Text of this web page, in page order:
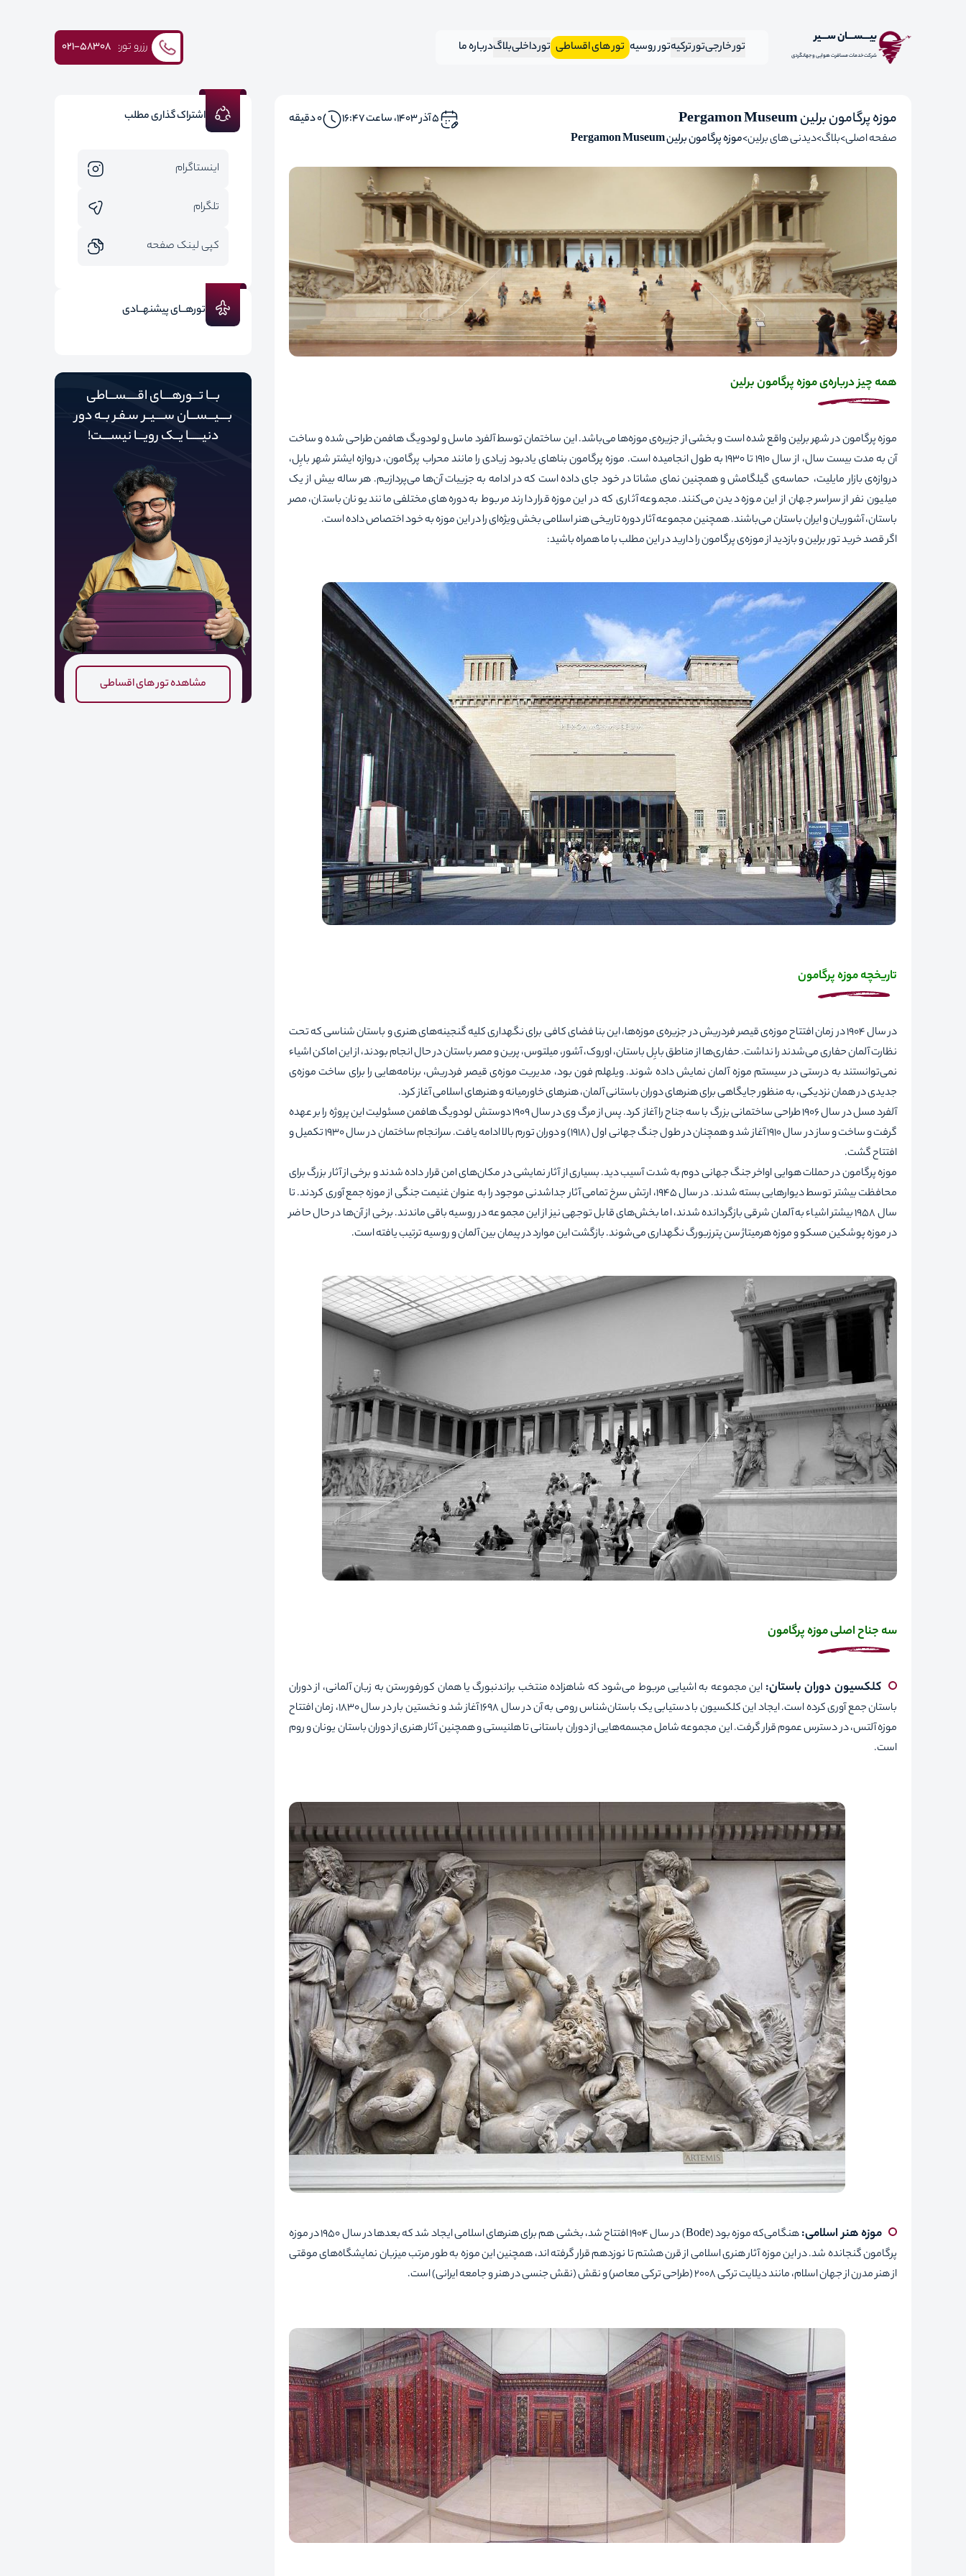
بیـــســـان ســـیر
شرکت خدمات مسافرت هوایی و جهانگردی تور خارجی تور ترکیهتور روسیه تور های اقساطی تور داخلیبلاگدرباره ما رزرو تور: ۰۲۱-58308
موزه پرگامون برلین Pergamon Museum ۵ آذر ۱۴۰۳، ساعت ۱۶:۴۷
0 دقیقه
صفحه اصلی بلاگ دیدنی های برلین موزه پرگامون برلین Pergamon Museum
همه چیز درباره‌ی موزه پرگامونبرلین
موزه پرگامون در شهر برلین واقع شده است و بخشی از جزیره‌ی موزه‌ها می‌باشد. این ساختمان توسط آلفرد ماسل و لودویگهافمن طراحی شده و ساخت
آن به مدت بیست سال، از سال 1910 تا 1930 به طول انجامیده است. موزه پرگامون بناهای یادبود زیادی را مانند محراب پرگامون، دروازه‌ ایشتر شهر بابِل،
دروازه‌ی بازار مایلیت، حماسه‌ی گیلگامش و همچنین نمای مشاتا در خود جای داده است که در ادامه به جزییات آن‌ها می‌پردازیم. هر ساله بیش از یک
میلیون نفر از سراسر جهان از این موزه دیدن می‌کنند. مجموعه آثاری که در این موزه قرار دارند مربوط به دوره‌های مختلفی مانند یونان باستان، مصر
باستان، آشوریان و ایران باستان می‌باشند. همچنین مجموعه آثار دوره تاریخی هنر اسلامی‌ بخش ویژه‌ای را در این موزه به خود اختصاص داده است.
اگر قصد خریدتور برلینو بازدید از موزه‌ی پرگامون را دارید در این مطلب با ما همراه باشید:
تاریخچه موزه پرگامون
در سال 1904 در زمان افتتاح موزه‌ی قیصر فردریش در جزیره‌ی موزه‌ها، این بنا فضای کافی برای نگهداری کلیه گنجینه‌های هنری و باستان شناسی که تحت
نظارت آلمان حفاری می‌شدند را نداشت. حفاری‌ها از مناطق بابِل باستان، اوروک، آشور، میلتوس، پرین و مصر باستان در حال انجام بودند، از این اماکن اشیاء
نمی‌توانستند به درستی در سیستم موزه آلمان نمایش داده شوند. ویلهلم فون بود، مدیریت موزه‌ی قیصر فردریش، برنامه‌هایی را برای ساخت موزه‌ی
جدیدی در همان نزدیکی، به منظور جایگاهی برای هنرهای دوران باستانی آلمان، هنرهای خاورمیانه و هنرهای اسلامیآغاز کرد.
آلفرد مسل در سال 1906 طراحی ساختمانی بزرگ با سه جناح را آغاز كرد. پس از مرگ وی در سال 1909 دوستش لودویگ ‌هافمن مسئولیت این پروژه را بر عهده
گرفت و ساخت و ساز در سال 1910 آغاز شد و همچنان در طول جنگ جهانی اول (1918) و دوران تورم بالا ادامه ‌یافت. سرانجام ساختمان در سال 1930 تکمیل و
افتتاح گشت.
موزه پرگامون در حملات هوایی اواخر جنگ جهانی دوم به شدت آسیب دید. بسیاری از آثار نمایشی در مکان‌های امن قرار داده شدند و برخی از آثار بزرگ برای
محافظت بیشتر توسط دیوارهایی بسته شدند. در سال 1945، ارتش سرخ تمامی آثار جداشدنی موجود را به عنوان غنیمت جنگی از موزه جمع آوری کردند. تا
سال 1958 بیشتر اشیاء به آلمان شرقی بازگردانده شدند، اما بخش‌های قابل توجهی نیز از این مجموعه در روسیه باقی ماندند. برخی از آن‌ها در حال حاضر
در موزه پوشکین مسکو و موزه هرمیتاژ سن پترزبورگ نگهداری می‌شوند. بازگشت این موارد در پیمان بین آلمان و روسیه ‌ترتیب یافته است.
سه جناح اصلی موزه پرگامون
کلکسیون دوران باستان: این مجموعه به اشیایی مربوط می‌شود که شاهزاده منتخب براندنبورگ یا همان کورفورستن به زبان آلمانی، از دوران
باستان جمع آوری کرده است. ایجاد این کلکسیون با دستیابییک باستانشناس رومی به آن
در سال 1698 آغاز شد و نخستین بار در سال 1830، زمان افتتاح
موزه آلتس، در دسترس عموم قرار گرفت. این مجموعه شامل مجسمه‌هایی از دوران باستانی تا هلنیستی و همچنین آثار هنری از دوران باستان یونان و روم
است.
موزه هنر اسلامی:هنگامی‌که موزه بود (Bode) در سال 1904 افتتاح شد، بخشی هم برای هنرهای اسلامی
ایجاد شد که بعدها در سال 1950 در موزه
پرگامون گنجانده شد. در این موزه آثار هنری اسلامیاز قرن هشتم تا نوزدهم قرار گرفته اند، همچنین این موزه به طور مرتب میزبان نمایشگاه‌های موقتی
از هنر مدرن از جهان اسلام، مانند دیلایت ‌ترکی 2008 (طراحی ‌ترکی معاصر) و نقش (نقش جنسی در هنر و جامعه ایرانی) است.
اشتراک گذاری مطلب
اینستاگرام
تلگرام
کپی لینک صفحه
تورهــای پیشنهــادی
بـــا تـــورهــــای اقـــــســـاطی
بــــیـــســـان ســــیــر سـفـر بــه دور‌‌‌‌
دنیـــــ‌‌ـا یــک رویـــا نیســــت!
مشاهده تور های اقساطی